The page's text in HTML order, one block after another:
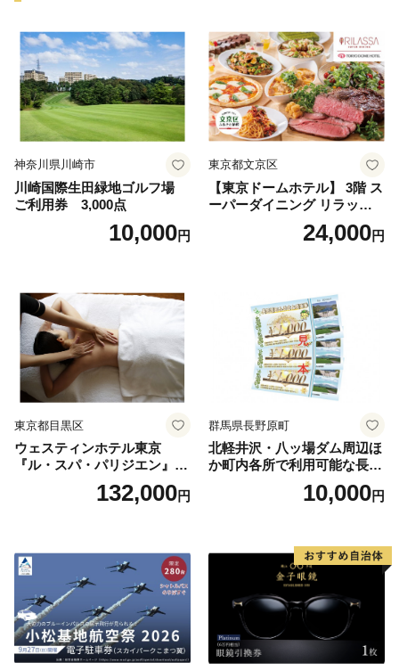
神奈川県川崎市
川崎国際生田緑地ゴルフ場
ご利用券 3,000点
10,000円
東京都文京区
【東京ドームホテル】 3階 ス
ーパーダイニング リラッサ
ランチブッフェ お食事券 大
人1名様分 関東 東京 ご利用
24,000円
東京都目黒区
ウェスティンホテル東京
『ル・スパ・パリジエン』選
べるボディセラピー90分/1名
132,000円
群馬県長野原町
北軽井沢・八ッ場ダム周辺ほ
か町内各所で利用可能な長野
原町ふるさと感謝券（3,000
円分）【トラベル 観光 旅行
10,000円